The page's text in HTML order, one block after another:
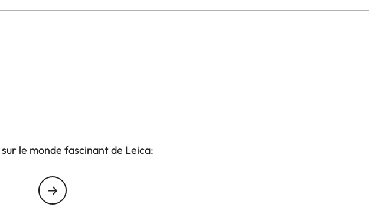
le monde fascinant de Leica: